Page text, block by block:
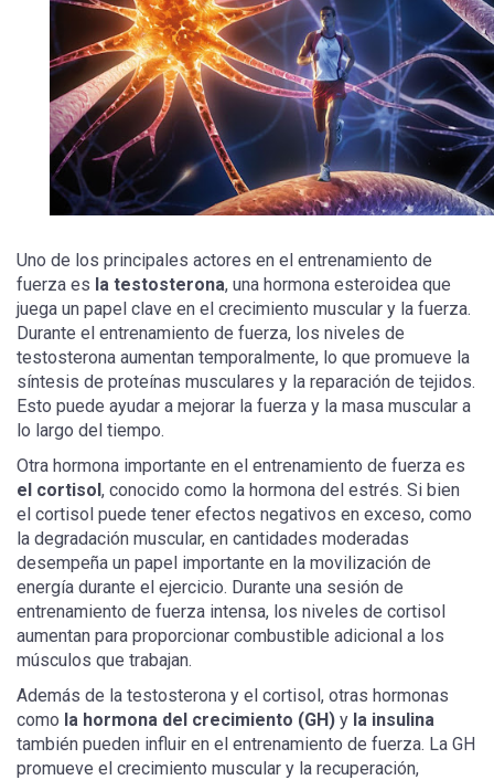
Uno de los principales actores en el entrenamiento de
fuerza es la testosterona, una hormona esteroidea que
juega un papel clave en el crecimiento muscular y la fuerza.
Durante el entrenamiento de fuerza, los niveles de
testosterona aumentan temporalmente, lo que promueve la
síntesis de proteínas musculares y la reparación de tejidos.
Esto puede ayudar a mejorar la fuerza y ​​la masa muscular a
lo largo del tiempo.
Otra hormona importante en el entrenamiento de fuerza es
el cortisol, conocido como la hormona del estrés. Si bien
el cortisol puede tener efectos negativos en exceso, como
la degradación muscular, en cantidades moderadas
desempeña un papel importante en la movilización de
energía durante el ejercicio. Durante una sesión de
entrenamiento de fuerza intensa, los niveles de cortisol
aumentan para proporcionar combustible adicional a los
músculos que trabajan.
Además de la testosterona y el cortisol, otras hormonas
como la hormona del crecimiento (GH) y la insulina
también pueden influir en el entrenamiento de fuerza. La GH
promueve el crecimiento muscular y la recuperación,